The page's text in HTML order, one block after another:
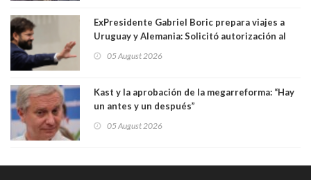
ExPresidente Gabriel Boric prepara viajes a
Uruguay y Alemania: Solicitó autorización al
05 August 2026
Kast y la aprobación de la megarreforma: “Hay
un antes y un después”
05 August 2026